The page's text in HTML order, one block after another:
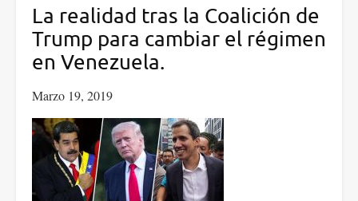
el
momento
de
nueva
movilización
mundial
en
favor
La realidad tras la Coalición de
Trump para cambiar el régimen
en Venezuela.
Marzo 19, 2019